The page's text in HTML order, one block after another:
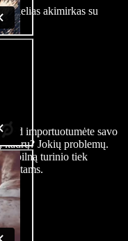
kelias akimirkas su
kad importuotumėte savo
Jokių problemų.
pilną turinio tiek